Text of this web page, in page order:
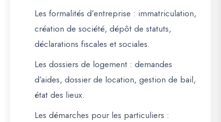
Les formalités d’entreprise : immatriculation,
création de société, dépôt de statuts,
déclarations fiscales et sociales.
Les dossiers de logement : demandes
d’aides, dossier de location, gestion de bail,
état des lieux.
Les démarches pour les particuliers :